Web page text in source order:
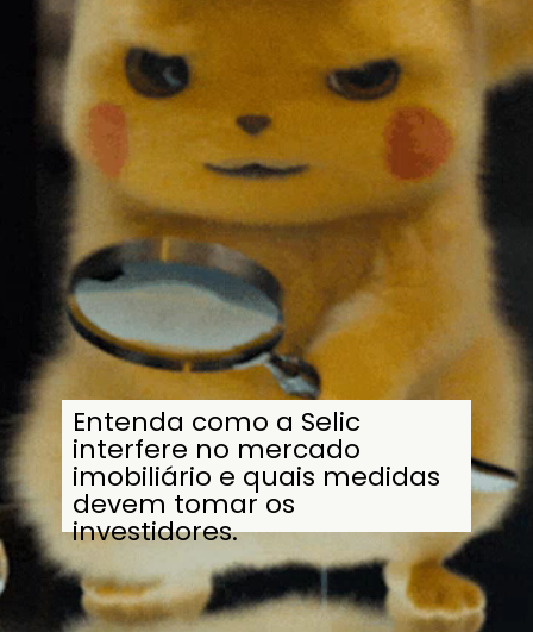
Entenda como a Selic
interfere no mercado
imobiliário e quais medidas
devem tomar os
investidores.